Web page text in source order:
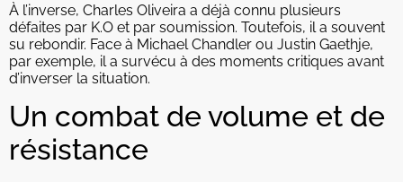
À l’inverse, Charles Oliveira a déjà connu plusieurs
défaites par K.O et par soumission. Toutefois, il a souvent
su rebondir. Face à Michael Chandler ou Justin Gaethje,
par exemple, il a survécu à des moments critiques avant
d’inverser la situation.
Un combat de volume et de
résistance